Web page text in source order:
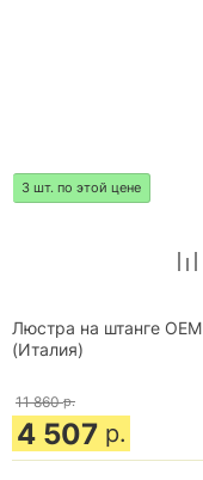
3 шт. по этой цене
Люстра на штанге OEM
(Италия)
11 860 р.
4 507 р.